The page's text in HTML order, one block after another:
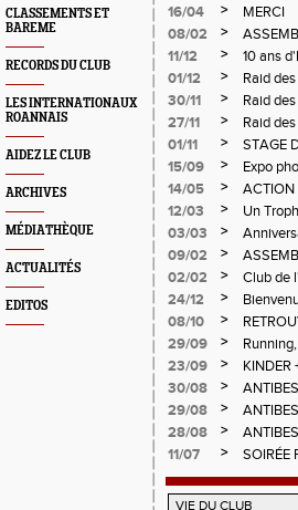
CLASSEMENTS ET
BAREME
RECORDS DU CLUB
LES INTERNATIONAUX
ROANNAIS
AIDEZ LE CLUB
ARCHIVES
MÉDIATHÈQUE
ACTUALITÉS
EDITOS
16/04
>
MERCI
08/02
>
11/12
>
10 ans
01/12
>
Raid
30/11
>
Raid
27/11
>
Raid
01/11
>
STAGE
15/09
>
Expo
14/05
>
ACTION
12/03
>
Un
03/03
>
09/02
>
02/02
>
Club de
24/12
>
08/10
>
29/09
>
23/09
>
KINDER
30/08
>
29/08
>
28/08
>
11/07
> SOIRÉE